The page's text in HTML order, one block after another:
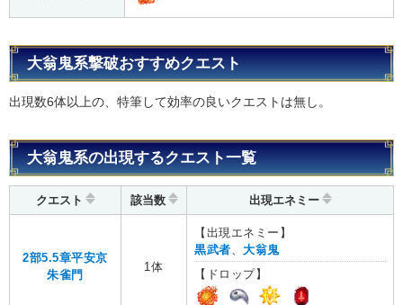
大翁鬼系撃破おすすめクエスト
出現数6体以上の、特筆して効率の良いクエストは無し。
大翁鬼系の出現するクエスト一覧
クエスト 該当数 出現エネミー
2部5.5章平安京
朱雀門
1体
【出現エネミー】
黒武者、大翁鬼
【ドロップ】